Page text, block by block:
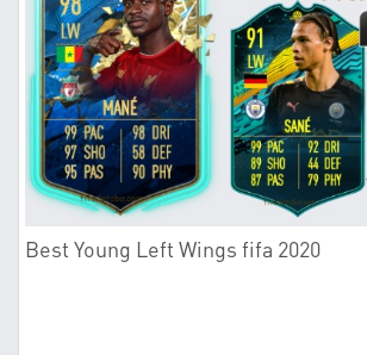
Best Young Left Wings fifa 2020